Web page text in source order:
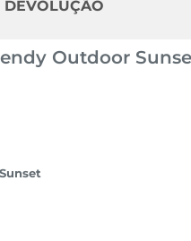
Outdoor